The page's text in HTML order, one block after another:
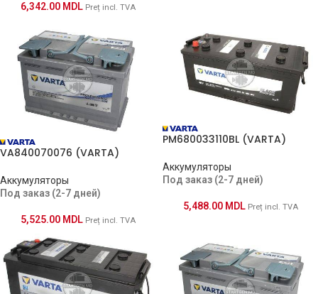
6,342.00 MDL Preț incl. TVA
VA840070076 (VARTA)
Аккумуляторы
Под заказ (2-7 дней)
5,525.00 MDL Preț incl. TVA
PM680033110BL (VARTA)
Аккумуляторы
Под заказ (2-7 дней)
5,488.00 MDL Preț incl. TVA